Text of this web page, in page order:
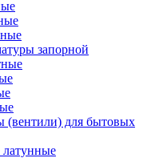
запорной
(вентили) для бытовых